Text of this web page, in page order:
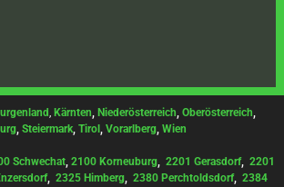
, Kärnten, Niederösterreich, Oberösterreich,
, Steiermark, Tirol , Vorarlberg, Wien
Schwechat, 2100 Korneuburg, 2201 Gerasdorf, 2201
, 2325 Himberg, 2380 Perchtoldsdorf, 2384